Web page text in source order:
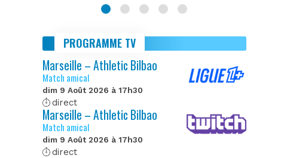
PROGRAMME TV
Marseille – Athletic Bilbao
Match amical
dim 9 Août 2026 à 17h30
direct
Marseille – Athletic Bilbao
Match amical
dim 9 Août 2026 à 17h30
direct